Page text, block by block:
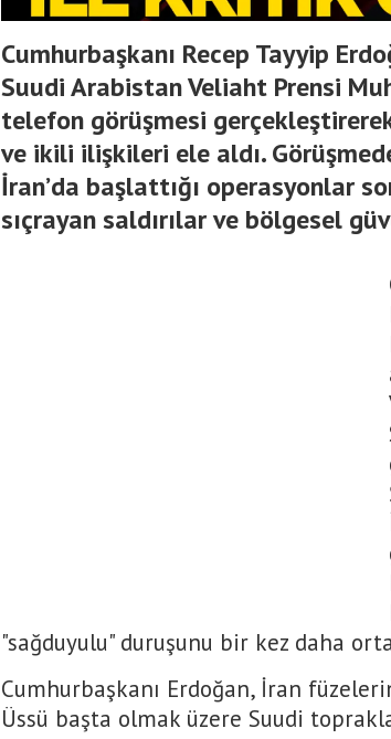
Cumhurbaşkanı Recep Tayyip
Suudi Arabistan Veliaht Prensi
telefon görüşmesi
ve ikili ilişkileri ele aldı.
İran’da başlattığı operasyonlar
sıçrayan saldırılar ve bölgesel
"sağduyulu" duruşunu bir kez daha
Cumhurbaşkanı Erdoğan, İran
Üssü başta olmak üzere Suudi